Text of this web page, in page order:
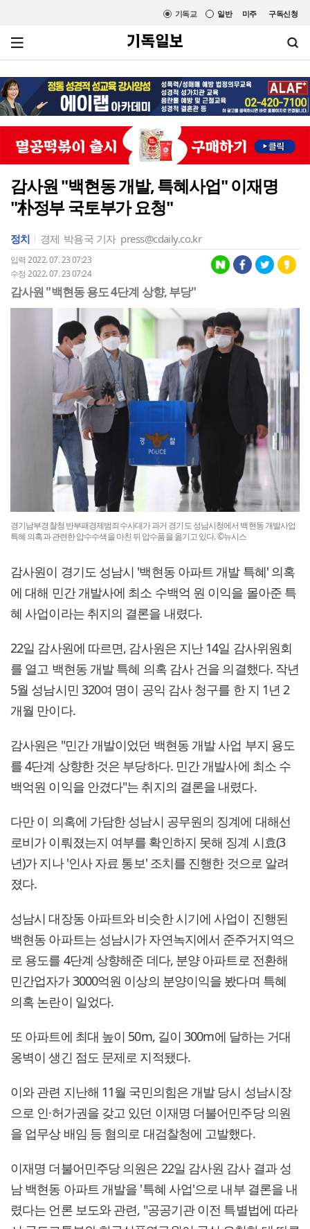
미주 구독신청
일반
기독교
감사원 "백현동 개발, 특혜사업" 이재명
"朴정부 국토부가 요청"
정치 경제 박용국 기자 press@cdaily.co.kr
입력 2022. 07. 23 07:23
수정 2022. 07. 23 07:24
감사원 "백현동 용도 4단계 상향, 부당"
경기남부경찰청 반부패경제범죄수사대가 과거 경기도 성남시청에서 백현동 개발사업
특혜 의혹과 관련한 압수수색을 마친 뒤 압수품을 옮기고 있다. ©뉴시스
감사원이 경기도 성남시 '백현동 아파트 개발 특혜' 의혹
에 대해 민간 개발사에 최소 수백억 원 이익을 몰아준 특
혜 사업이라는 취지의 결론을 내렸다.
22일 감사원에 따르면, 감사원은 지난 14일 감사위원회
를 열고 백현동 개발 특혜 의혹 감사 건을 의결했다. 작년
5월 성남시민 320여 명이 공익 감사 청구를 한 지 1년 2
개월 만이다.
감사원은 "민간 개발이었던 백현동 개발 사업 부지 용도
를 4단계 상향한 것은 부당하다. 민간 개발사에 최소 수
백억원 이익을 안겼다"는 취지의 결론을 내렸다.
다만 이 의혹에 가담한 성남시 공무원의 징계에 대해선
로비가 이뤄졌는지 여부를 확인하지 못해 징계 시효(3
년)가 지나 '인사 자료 통보' 조치를 진행한 것으로 알려
졌다.
성남시 대장동 아파트와 비슷한 시기에 사업이 진행된
백현동 아파트는 성남시가 자연녹지에서 준주거지역으
로 용도를 4단계 상향해준 데다, 분양 아파트로 전환해
민간업자가 3000억원 이상의 분양이익을 봤다며 특혜
의혹 논란이 일었다.
또 아파트에 최대 높이 50m, 길이 300m에 달하는 거대
옹벽이 생긴 점도 문제로 지적됐다.
이와 관련 지난해 11월 국민의힘은 개발 당시 성남시장
으로 인·허가권을 갖고 있던 이재명 더불어민주당 의원
을 업무상 배임 등 혐의로 대검찰청에 고발했다.
이재명 더불어민주당 의원은 22일 감사원 감사 결과 성
남 백현동 아파트 개발을 '특혜 사업'으로 내부 결론을 내
렸다는 언론 보도와 관련, "공공기관 이전 특별법에 따라